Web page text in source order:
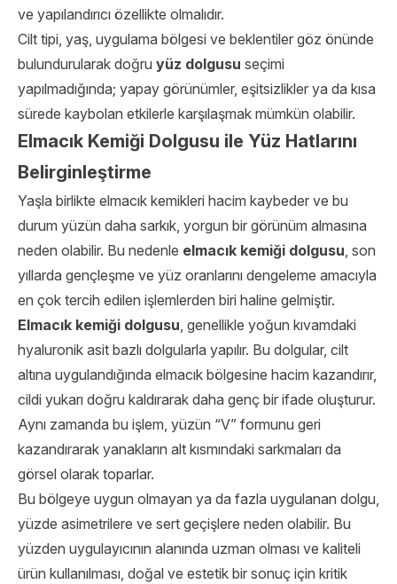
ve yapılandırıcı özellikte olmalıdır.
Cilt tipi, yaş, uygulama bölgesi ve beklentiler göz önünde
bulundurularak doğru yüz dolgusu seçimi
yapılmadığında; yapay görünümler, eşitsizlikler ya da kısa
sürede kaybolan etkilerle karşılaşmak mümkün olabilir.
Elmacık Kemiği Dolgusu ile Yüz Hatlarını
Belirginleştirme
Yaşla birlikte elmacık kemikleri hacim kaybeder ve bu
durum yüzün daha sarkık, yorgun bir görünüm almasına
neden olabilir. Bu nedenle elmacık kemiği dolgusu, son
yıllarda gençleşme ve yüz oranlarını dengeleme amacıyla
en çok tercih edilen işlemlerden biri haline gelmiştir.
Elmacık kemiği dolgusu, genellikle yoğun kıvamdaki
hyaluronik asit bazlı dolgularla yapılır. Bu dolgular, cilt
altına uygulandığında elmacık bölgesine hacim kazandırır,
cildi yukarı doğru kaldırarak daha genç bir ifade oluşturur.
Aynı zamanda bu işlem, yüzün “V” formunu geri
kazandırarak yanakların alt kısmındaki sarkmaları da
görsel olarak toparlar.
Bu bölgeye uygun olmayan ya da fazla uygulanan dolgu,
yüzde asimetrilere ve sert geçişlere neden olabilir. Bu
yüzden uygulayıcının alanında uzman olması ve kaliteli
ürün kullanılması, doğal ve estetik bir sonuç için kritik